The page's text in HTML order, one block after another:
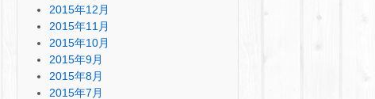
2015年12月
2015年11月
2015年10月
2015年9月
2015年8月
2015年7月